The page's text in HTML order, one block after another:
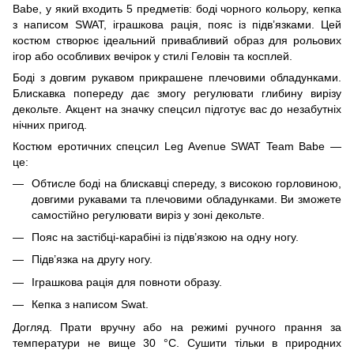
Babe, у який входить 5 предметів: боді чорного кольору, кепка
з написом SWAT, іграшкова рація, пояс із підв’язками. Цей
костюм створює ідеальний привабливий образ для рольових
ігор або особливих вечірок у стилі Геловін та косплей.
Боді з довгим рукавом прикрашене плечовими обладунками.
Блискавка попереду дає змогу регулювати глибину вирізу
декольте. Акцент на значку спецсил підготує вас до незабутніх
нічних пригод.
Костюм еротичних спецсил Leg Avenue SWAT Team Babe —
це:
Обтисле боді на блискавці спереду, з високою горловиною,
довгими рукавами та плечовими обладунками. Ви зможете
самостійно регулювати виріз у зоні декольте.
Пояс на застібці-карабіні із підв’язкою на одну ногу.
Підв’язка на другу ногу.
Іграшкова рація для повноти образу.
Кепка з написом Swat.
Догляд. Прати вручну або на режимі ручного прання за
температури не вище 30 °C. Сушити тільки в природних